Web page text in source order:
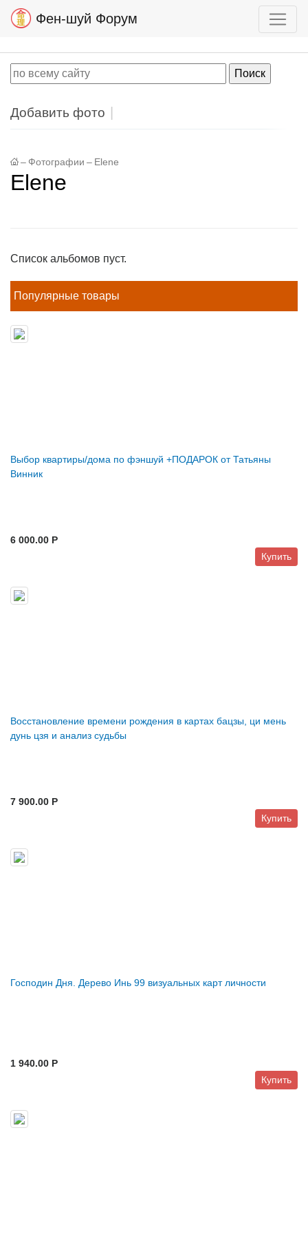
Фен-шуй Форум
Добавить фото
– Фотографии – Elene
Elene
Список альбомов пуст.
Популярные товары
Выбор квартиры/дома по фэншуй +ПОДАРОК от Татьяны
Винник
6 000.00 P
Купить
Восстановление времени рождения в картах бацзы, ци мень
дунь цзя и анализ судьбы
7 900.00 P
Купить
Господин Дня. Дерево Инь 99 визуальных карт личности
1 940.00 P
Купить